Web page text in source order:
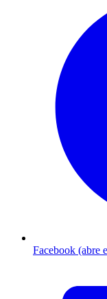
Facebook (abre